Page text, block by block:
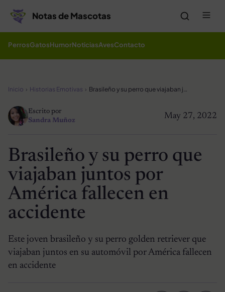
Notas de Mascotas
PerrosGatosHumorNoticiasAvesContacto
Inicio Historias Emotivas Brasileño y su perro que viajaban juntos por América fallecen en accidente
May 27, 2022
Escrito por
Sandra Muñoz
Brasileño y su perro que
viajaban juntos por
América fallecen en
accidente
Este joven brasileño y su perro golden retriever que
viajaban juntos en su automóvil por América fallecen
en accidente